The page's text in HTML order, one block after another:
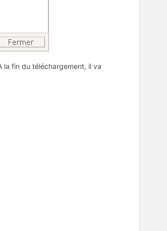
la fin du téléchargement, il va